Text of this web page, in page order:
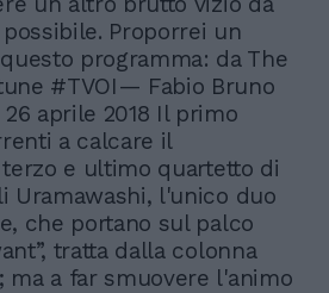
Proporrei un
programma: da The
#TVOI— Fabio Bruno
26 aprile 2018 Il primo
a calcare il
e ultimo quartetto di
Uramawashi, l'unico duo
che portano sul palco
tratta dalla colonna
ma a far smuovere l'animo